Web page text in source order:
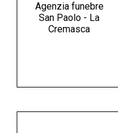
Agenzia funebre
San Paolo - La
Cremasca